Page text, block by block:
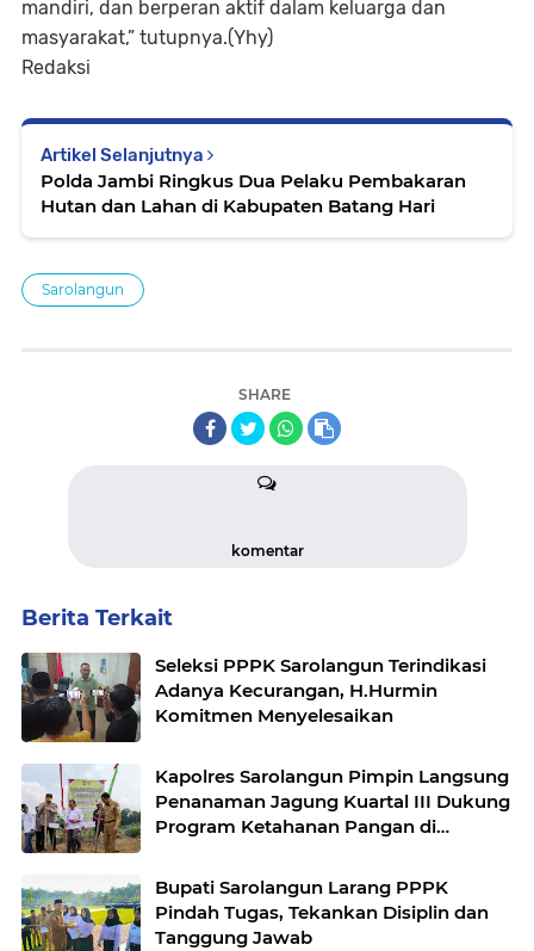
mandiri, dan berperan aktif dalam keluarga dan
masyarakat,” tutupnya.(Yhy)
Redaksi
Artikel Selanjutnya
Polda Jambi Ringkus Dua Pelaku Pembakaran
Hutan dan Lahan di Kabupaten Batang Hari
Sarolangun
SHARE
komentar
Berita Terkait
Seleksi PPPK Sarolangun Terindikasi
Adanya Kecurangan, H.Hurmin
Komitmen Menyelesaikan
Kapolres Sarolangun Pimpin Langsung
Penanaman Jagung Kuartal III Dukung
Program Ketahanan Pangan di
Bupati Sarolangun Larang PPPK
Pindah Tugas, Tekankan Disiplin dan
Tanggung Jawab